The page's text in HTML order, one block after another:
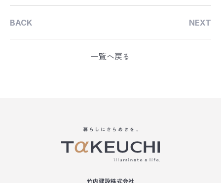
BACK
一覧へ戻る
NEXT
竹内建設株式会社